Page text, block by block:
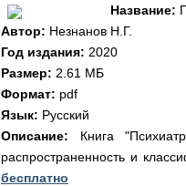
Название:
Автор: Незнанов Н.Г.
Год издания: 2020
Размер: 2.61 МБ
Формат: pdf
Язык: Русский
Описание: Книга
распространенность и
бесплатно